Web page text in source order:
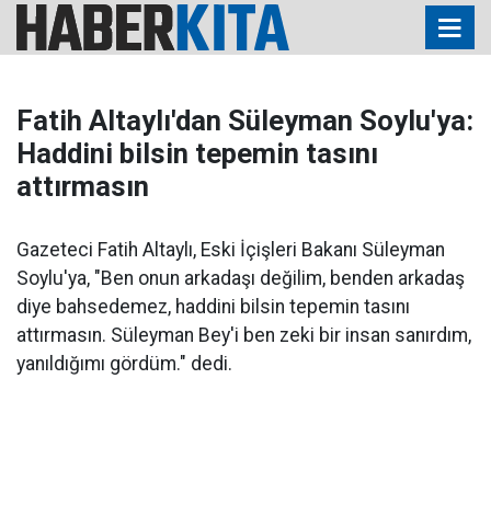
Fatih Altaylı'dan Süleyman Soylu'ya:
Haddini bilsin tepemin tasını
attırmasın
Gazeteci Fatih Altaylı, Eski İçişleri Bakanı Süleyman
Soylu'ya, "Ben onun arkadaşı değilim, benden arkadaş
diye bahsedemez, haddini bilsin tepemin tasını
attırmasın. Süleyman Bey'i ben zeki bir insan sanırdım,
yanıldığımı gördüm." dedi.